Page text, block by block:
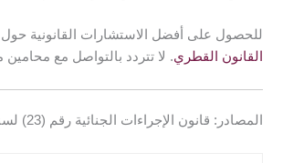
للحصول على أفضل الاستشارات القانونية حول
القانون القطري. لا تتردد بالتواصل مع محامين
المصادر: قانون الإجراءات الجنائية رقم (23) لسنة 2004.